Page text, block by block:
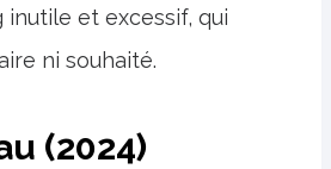
et excessif, qui
ni souhaité.
(2024)